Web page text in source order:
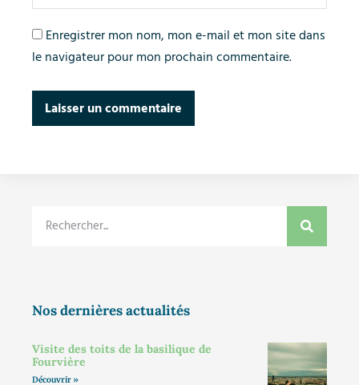
Enregistrer mon nom, mon e-mail et mon site dans
le navigateur pour mon prochain commentaire.
Nos dernières actualités
Visite des toits de la basilique de
Fourvière
Découvrir »